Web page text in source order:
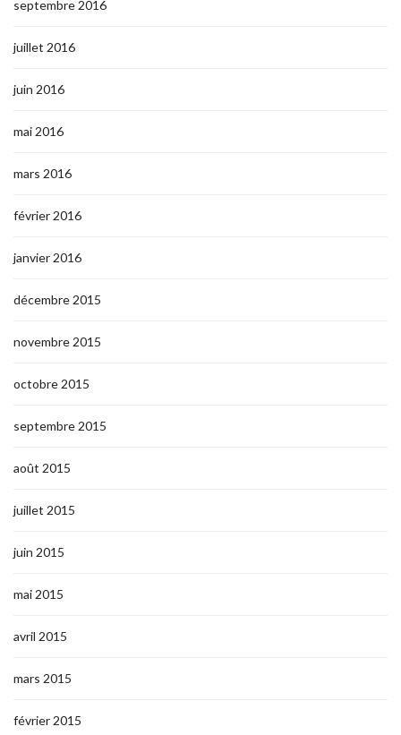
septembre 2016
juillet 2016
juin 2016
mai 2016
mars 2016
février 2016
janvier 2016
décembre 2015
novembre 2015
octobre 2015
septembre 2015
août 2015
juillet 2015
juin 2015
mai 2015
avril 2015
mars 2015
février 2015